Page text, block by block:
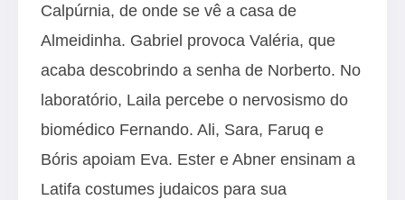
Calpúrnia, de onde se vê a casa de
Almeidinha. Gabriel provoca Valéria, que
acaba descobrindo a senha de Norberto. No
laboratório, Laila percebe o nervosismo do
biomédico Fernando. Ali, Sara, Faruq e
Bóris apoiam Eva. Ester e Abner ensinam a
Latifa costumes judaicos para sua